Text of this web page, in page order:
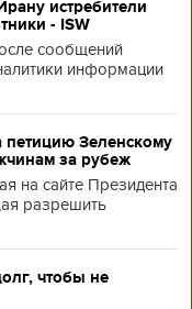
истребители
- ISW
сообщений
информации
Зеленскому
за рубеж
на сайте Президента
разрешить
чтобы не